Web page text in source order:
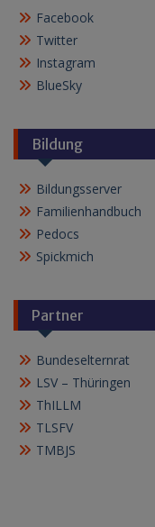
Facebook
Twitter
Instagram
BlueSky
Bildung
Bildungsserver
Familienhandbuch
Pedocs
Spickmich
Partner
Bundeselternrat
LSV – Thüringen
ThILLM
TLSFV
TMBJS